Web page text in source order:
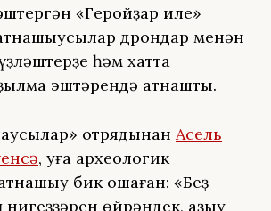
«Геройҙар иле»
дрондар менән
һәм хатта
эштәрендә ҡатнашты.
отрядынан Асель
, уға археологик
бик оҡшаған: «Беҙ
өйрәндек, ҡаҙыу